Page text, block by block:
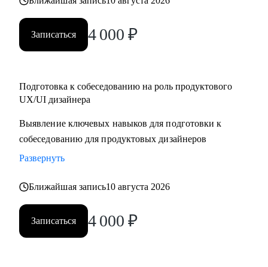
Записаться 4 000 ₽
Подготовка к собеседованию на роль продуктового
UX/UI дизайнера
Выявление ключевых навыков для подготовки к
собеседованию для продуктовых дизайнеров
Развернуть
Ближайшая запись10 августа 2026
Записаться 4 000 ₽